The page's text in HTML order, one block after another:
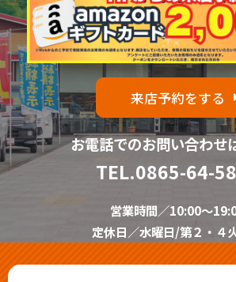
来店予約をする
お電話でのお問い合わせ
TEL.0865-64-
営業時間／10:00～
定休日／水曜日/第２・４